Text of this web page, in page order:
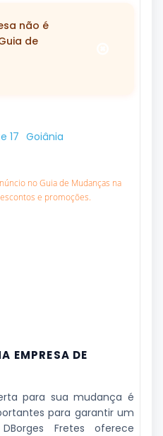
não é
de
17 Goiânia
no Guia de Mudanças na
e promoções.
EMPRESA DE
para sua mudança é
para garantir um
Fretes oferece